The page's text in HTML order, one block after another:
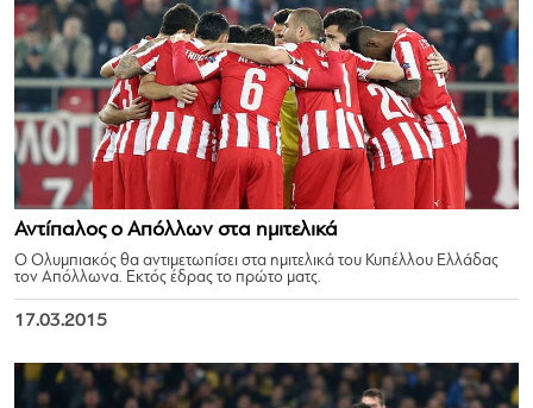
Αντίπαλος ο Απόλλων στα ημιτελικά
Ο Ολυμπιακός θα αντιμετωπίσει στα ημιτελικά του Κυπέλλου Ελλάδας
τον Απόλλωνα. Εκτός έδρας το πρώτο ματς.
17.03.2015